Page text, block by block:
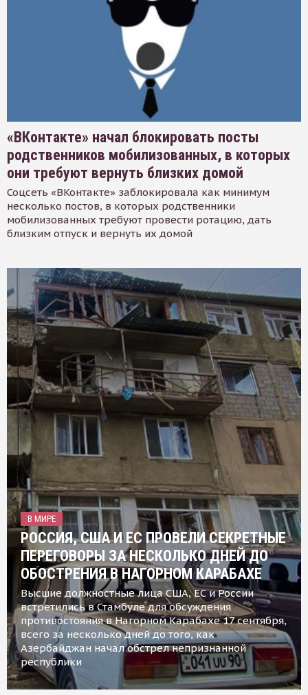
«ВКонтакте» начал блокировать посты
родственников мобилизованных, в которых
они требуют вернуть близких домой
Соцсеть «ВКонтакте» заблокировала как минимум
несколько постов, в которых родственники
мобилизованных требуют провести ротацию, дать
близким отпуск и вернуть их домой
В МИРЕ
РОССИЯ, США И ЕС ПРОВЕЛИ СЕКРЕТНЫЕ
ПЕРЕГОВОРЫ ЗА НЕСКОЛЬКО ДНЕЙ ДО
ОБОСТРЕНИЯ В НАГОРНОМ КАРАБАХЕ
Высшие должностные лица США, ЕС и России
встретились в Стамбуле для обсуждения
противостояния в Нагорном Карабахе 17 сентября,
всего за несколько дней до того, как
Азербайджан начал обстрел непризнанной
республики